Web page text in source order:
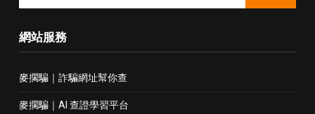
網站服務
麥擱騙｜詐騙網址幫你查
麥擱騙｜AI 查證學習平台